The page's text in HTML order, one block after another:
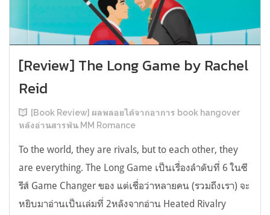
[Review] The Long Game by Rachel
Reid
[Book Review] ผลพลอยได้จากอาการ book hangover
หลังอ่านสารพัน MM Romance
To the world, they are rivals, but to each other, they
are everything. The Long Game เป็นเรื่องลำดับที่ 6 ในซี
รีส์ Game Changer ของ แต่เชื่อว่าหลายคน (รวมถึงเรา) จะ
หยิบมาอ่านเป็นเล่มที่ 2หลังจากอ่าน Heated Rivalry